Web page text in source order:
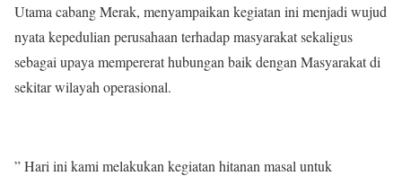
Utama cabang Merak, menyampaikan kegiatan ini menjadi wujud
nyata kepedulian perusahaan terhadap masyarakat sekaligus
sebagai upaya mempererat hubungan baik dengan Masyarakat di
sekitar wilayah operasional.
” Hari ini kami melakukan kegiatan hitanan masal untuk